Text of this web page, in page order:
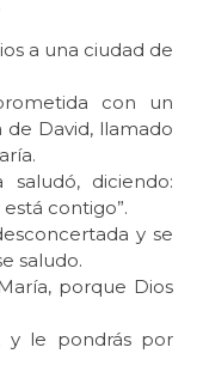
a una ciudad de
con un
David, llamado
diciendo:
está contigo”.
y se
saludo.
porque Dios
y le pondrás por